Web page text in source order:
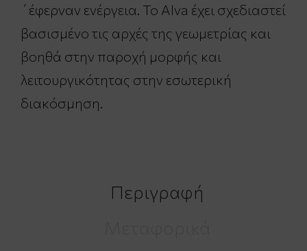
΄έφερναν ενέργεια. Το Alva έχει σχεδιαστεί
βασισμένο τις αρχές της γεωμετρίας και
βοηθά στην παροχή μορφής και
λειτουργικότητας στην εσωτερική
διακόσμηση.
Περιγραφή